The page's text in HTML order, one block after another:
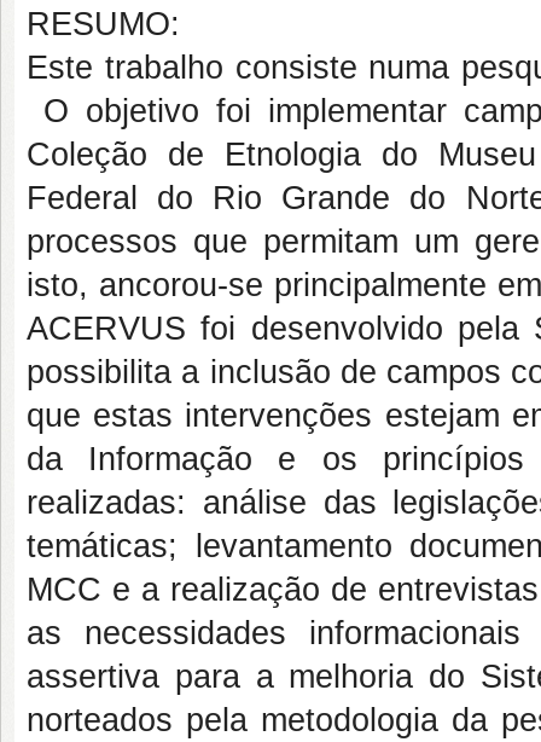
RESUMO:
Este trabalho consiste numa
O objetivo foi implementar
Coleção de Etnologia do
Federal do Rio Grande do
processos que permitam um
isto, ancorou-se principalmente
ACERVUS foi desenvolvido
possibilita a inclusão de campos
que estas intervenções estejam
da Informação e os princípios
realizadas: análise das
temáticas; levantamento
MCC e a realização de
as necessidades
assertiva para a melhoria do
norteados pela metodologia da